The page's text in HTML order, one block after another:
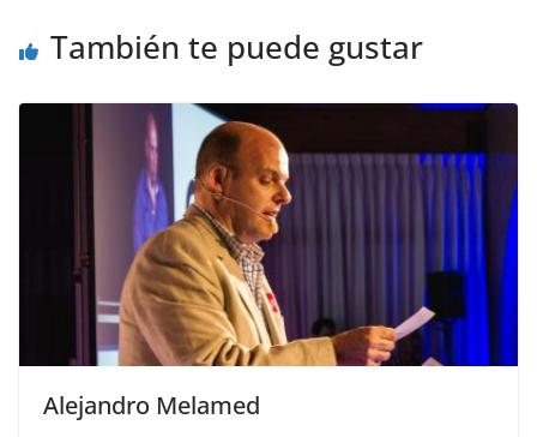
También te puede gustar
Alejandro Melamed